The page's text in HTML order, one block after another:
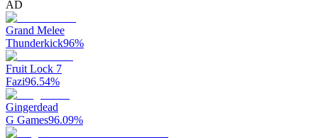
AD
Grand Melee
Thunderkick96%
Fruit Lock 7
Fazi96.54%
Gingerdead
G Games96.09%